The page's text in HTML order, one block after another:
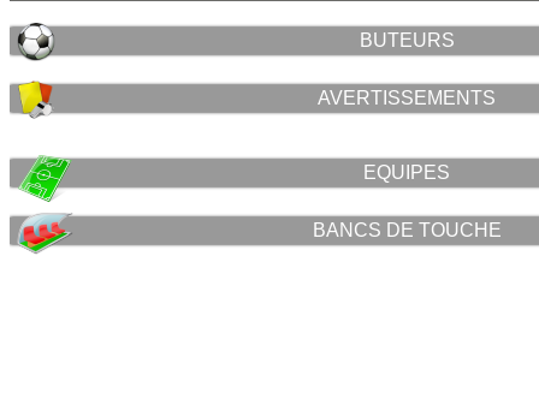
BUTEURS
AVERTISSEMENTS
EQUIPES
BANCS DE TOUCHE